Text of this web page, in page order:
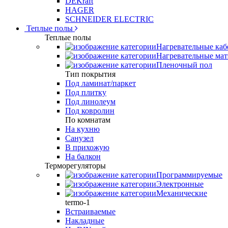
HAGER
SCHNEIDER ELECTRIC
Теплые полы
Теплые полы
Нагревательные
Нагревательные
Пленочный пол
Тип покрытия
Под ламинат/паркет
Под плитку
Под линолеум
Под ковролин
По комнатам
На кухню
Санузел
В прихожую
На балкон
Терморегуляторы
Программируемые
Электронные
Механические
termo-1
Встраиваемые
Накладные